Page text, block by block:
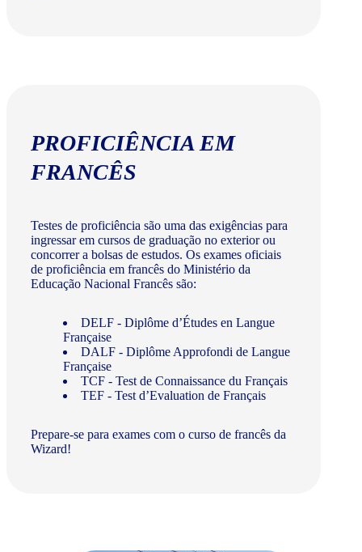
PROFICIÊNCIA EM
FRANCÊS
Testes de proficiência são uma das exigências para
ingressar em cursos de graduação no exterior ou
concorrer a bolsas de estudos. Os exames oficiais
de proficiência em francês do Ministério da
Educação Nacional Francês são:
DELF - Diplôme d’Études en Langue
Française
DALF - Diplôme Approfondi de Langue
Française
TCF - Test de Connaissance du Français
TEF - Test d’Evaluation de Français
Prepare-se para exames com o curso de francês da
Wizard!